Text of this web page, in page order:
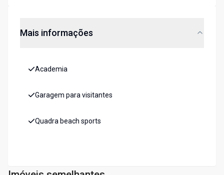
Mais informações
Academia
Garagem para visitantes
Quadra beach sports